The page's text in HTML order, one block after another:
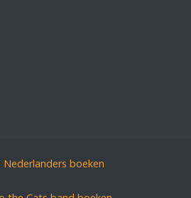
Nederlanders boeken